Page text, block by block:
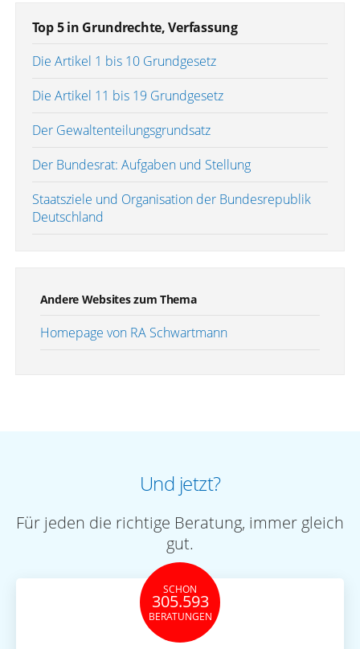
Top 5 in Grundrechte, Verfassung
Die Artikel 1 bis 10 Grundgesetz
Die Artikel 11 bis 19 Grundgesetz
Der Gewaltenteilungsgrundsatz
Der Bundesrat: Aufgaben und Stellung
Staatsziele und Organisation der Bundesrepublik
Deutschland
Andere Websites zum Thema
Homepage von RA Schwartmann
Und jetzt?
Für jeden die richtige Beratung, immer gleich
gut.
SCHON
305.593
BERATUNGEN